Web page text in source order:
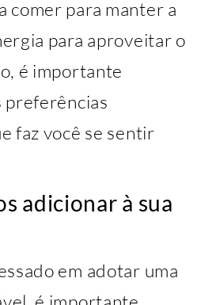
comer para manter a
para aproveitar o
é importante
preferências
faz você se sentir
adicionar à sua
em adotar uma